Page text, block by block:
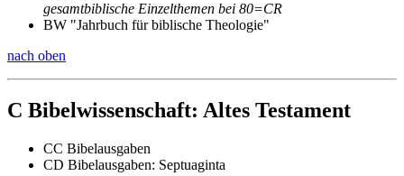
gesamtbiblische Einzelthemen bei 80=CR
BW "Jahrbuch für biblische Theologie"
nach oben
C Bibelwissenschaft: Altes Testament
CC Bibelausgaben
CD Bibelausgaben: Septuaginta